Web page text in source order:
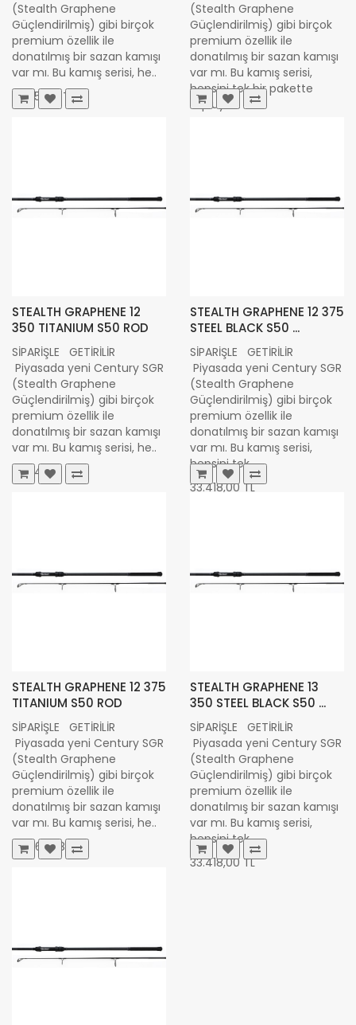
(Stealth Graphene
Güçlendirilmiş) gibi birçok
premium özellik ile
donatılmış bir sazan kamışı
var mı. Bu kamış serisi, he..
25.052,17 TL
(Stealth Graphene
Güçlendirilmiş) gibi birçok
premium özellik ile
donatılmış bir sazan kamışı
var mı. Bu kamış serisi,
hepsini tek bir pakette
topluyor..
STEALTH GRAPHENE 12
350 TITANIUM S50 ROD
SİPARİŞLE GETİRİLİR
Piyasada yeni Century SGR
(Stealth Graphene
Güçlendirilmiş) gibi birçok
premium özellik ile
donatılmış bir sazan kamışı
var mı. Bu kamış serisi, he..
25.641,64 TL
STEALTH GRAPHENE 12 375
STEEL BLACK S50 ...
SİPARİŞLE GETİRİLİR
Piyasada yeni Century SGR
(Stealth Graphene
Güçlendirilmiş) gibi birçok
premium özellik ile
donatılmış bir sazan kamışı
var mı. Bu kamış serisi,
hepsini tek ..
33.418,00 TL
STEALTH GRAPHENE 12 375
TITANIUM S50 ROD
SİPARİŞLE GETİRİLİR
Piyasada yeni Century SGR
(Stealth Graphene
Güçlendirilmiş) gibi birçok
premium özellik ile
donatılmış bir sazan kamışı
var mı. Bu kamış serisi, he..
26.062,68 TL
STEALTH GRAPHENE 13
350 STEEL BLACK S50 ...
SİPARİŞLE GETİRİLİR
Piyasada yeni Century SGR
(Stealth Graphene
Güçlendirilmiş) gibi birçok
premium özellik ile
donatılmış bir sazan kamışı
var mı. Bu kamış serisi,
hepsini tek ..
33.418,00 TL